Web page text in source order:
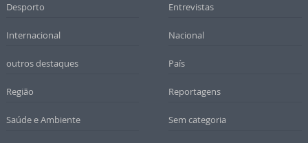
Desporto Entrevistas
Internacional Nacional
outros destaques País
Região Reportagens
Saúde e Ambiente Sem categoria